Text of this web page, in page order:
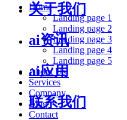
关于我们
ai资讯
ai应用
联系我们
Home
Landing page 1
Landing page 2
Landing page 3
Landing page 4
Landing page 5
About Us
Services
Company
Blog
Contact